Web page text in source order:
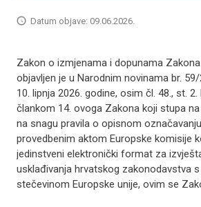
Datum objave: 09.06.2026.
Zakon o izmjenama i dopunama
objavljen je u Narodnim novinama br.
10. lipnja 2026. godine, osim čl. 48., st.
člankom 14. ovoga Zakona koji stupa
na snagu pravila o opisnom
provedbenim aktom Europske komisije
jedinstveni elektronički format za
usklađivanja hrvatskog zakonodavstva
stečevinom Europske unije, ovim se